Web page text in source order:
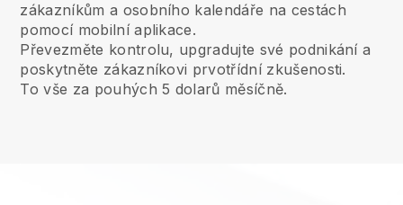
zákazníkům a osobního kalendáře na cestách
pomocí mobilní aplikace.
Převezměte kontrolu, upgradujte své podnikání a
poskytněte zákazníkovi prvotřídní zkušenosti.
To vše za pouhých 5 dolarů měsíčně.